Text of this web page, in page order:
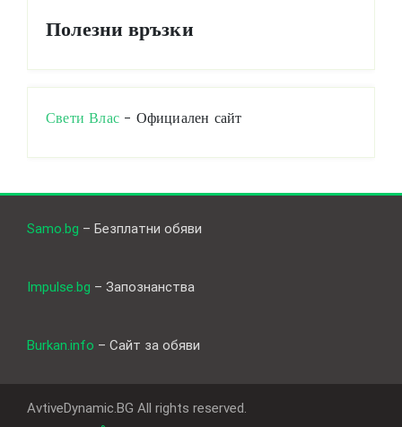
Полезни връзки
Свети Влас - Официален сайт
Samo.bg – Безплатни обяви
Impulse.bg – Запознанства
Burkan.info – Сайт за обяви
AvtiveDynamic.BG All rights reserved.